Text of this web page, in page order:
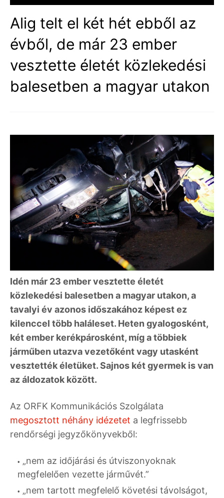
Alig telt el két hét ebből az
évből, de már 23 ember
vesztette életét közlekedési
balesetben a magyar utakon
Idén már 23 ember vesztette életét
közlekedési balesetben a magyar utakon, a
tavalyi év azonos időszakához képest ez
kilenccel több haláleset. Heten gyalogosként,
két ember kerékpárosként, míg a többiek
járműben utazva vezetőként vagy utasként
vesztették életüket. Sajnos két gyermek is van
az áldozatok között.
Az ORFK Kommunikációs Szolgálata
megosztott néhány idézetet a legfrissebb
rendőrségi jegyzőkönyvekből:
„nem az időjárási és útviszonyoknak
megfelelően vezette járművét.”
„nem tartott megfelelő követési távolságot,